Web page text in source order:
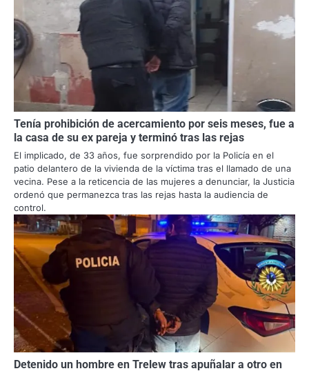
Tenía prohibición de acercamiento por seis meses, fue a
la casa de su ex pareja y terminó tras las rejas
El implicado, de 33 años, fue sorprendido por la Policía en el
patio delantero de la vivienda de la víctima tras el llamado de una
vecina. Pese a la reticencia de las mujeres a denunciar, la Justicia
ordenó que permanezca tras las rejas hasta la audiencia de
control.
Detenido un hombre en Trelew tras apuñalar a otro en